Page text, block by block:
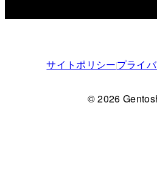
サイトポリシープライ
© 2026